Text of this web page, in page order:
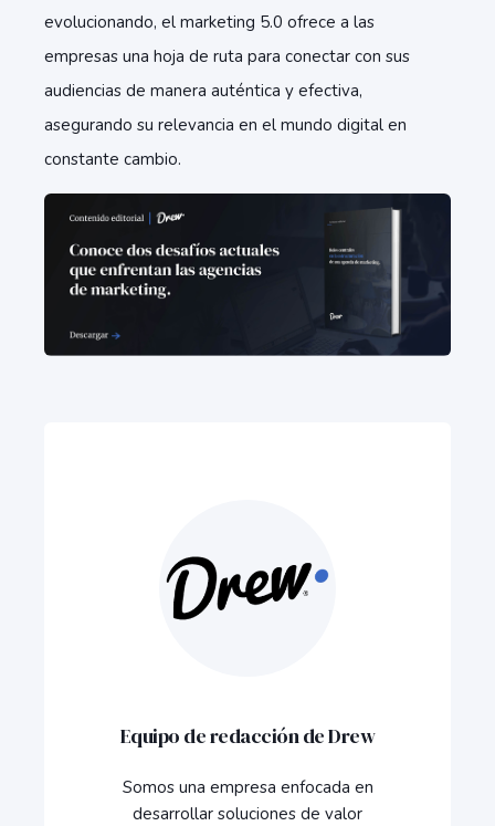
evolucionando, el marketing 5.0 ofrece a las
empresas una hoja de ruta para conectar con sus
audiencias de manera auténtica y efectiva,
asegurando su relevancia en el mundo digital en
constante cambio.
Equipo de redacción de Drew
Somos una empresa enfocada en
desarrollar soluciones de valor